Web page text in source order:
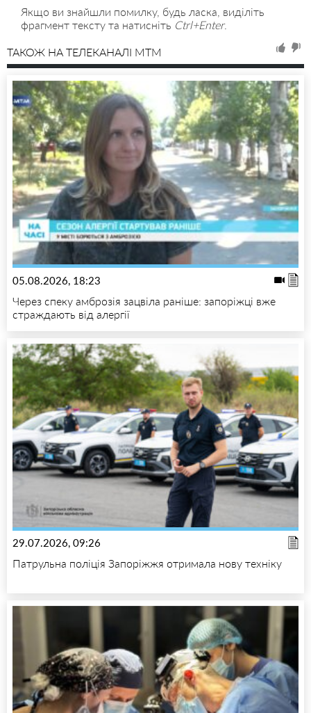
Якщо ви знайшли помилку, будь ласка, виділіть
фрагмент тексту та натисніть Ctrl+Enter.
ТАКОЖ НА ТЕЛЕКАНАЛІ MTM
05.08.2026, 18:23
Через спеку амброзія зацвіла раніше: запоріжці вже
страждають від алергії
29.07.2026, 09:26
Патрульна поліція Запоріжжя отримала нову техніку